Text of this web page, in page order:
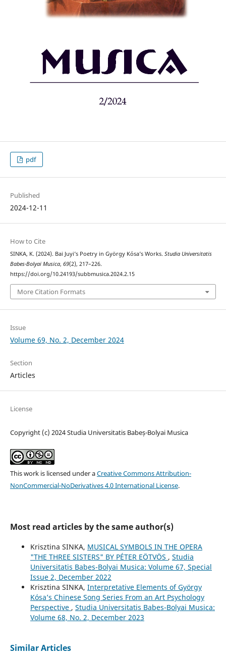
pdf
Published
2024-12-11
How to Cite
SINKA, K. (2024). Bai Juyi’s Poetry in György Kósa’s Works. Studia Universitatis
Babes-Bolyai Musica, 69(2), 217–226.
https://doi.org/10.24193/subbmusica.2024.2.15
More Citation Formats
Issue
Volume 69, No. 2, December 2024
Section
Articles
License
Copyright (c) 2024 Studia Universitatis Babeș-Bolyai Musica
This work is licensed under aCreative Commons Attribution-
NonCommercial-NoDerivatives 4.0 International License.
Most read articles by the same author(s)
Krisztina SINKA, MUSICAL SYMBOLS IN THE OPERA
"THE THREE SISTERS" BY PÉTER EÖTVÖS , Studia
Universitatis Babes-Bolyai Musica: Volume 67, Special
Issue 2, December 2022
Krisztina SINKA, Interpretative Elements of György
Kósa’s Chinese Song Series From an Art Psychology
Perspective , Studia Universitatis Babes-Bolyai Musica:
Volume 68, No. 2, December 2023
Similar Articles